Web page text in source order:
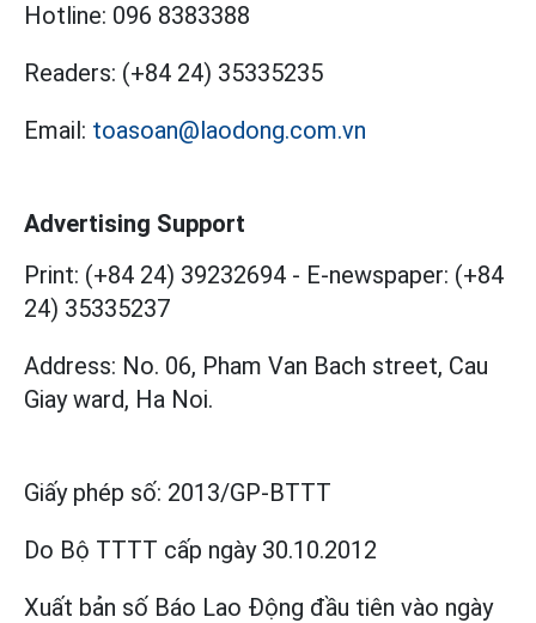
Hotline: 096 8383388
Readers: (+84 24) 35335235
Email: toasoan@laodong.com.vn
Advertising Support
Print: (+84 24) 39232694 - E-newspaper: (+84
24) 35335237
Address: No. 06, Pham Van Bach street, Cau
Giay ward, Ha Noi.
Giấy phép số: 2013/GP-BTTT
Do Bộ TTTT cấp ngày 30.10.2012
Xuất bản số Báo Lao Động đầu tiên vào ngày